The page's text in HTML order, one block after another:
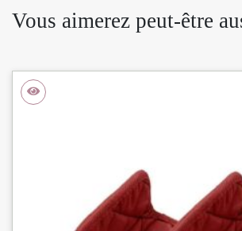
Vous aimerez peut-être